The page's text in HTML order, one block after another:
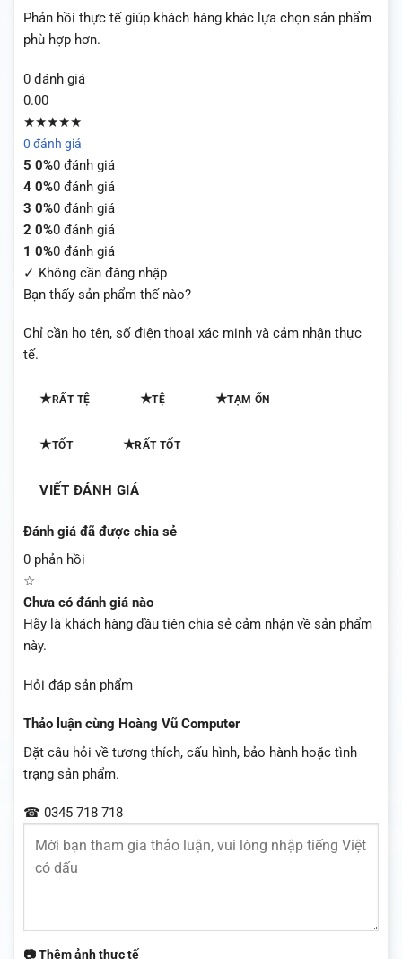
Phản hồi thực tế giúp khách hàng khác lựa chọn sản phẩm
phù hợp hơn.
0 đánh giá
0.00
★★★★★
0 đánh giá
5 0%0 đánh giá
4 0%0 đánh giá
3 0%0 đánh giá
2 0%0 đánh giá
1 0%0 đánh giá
✓ Không cần đăng nhập
Bạn thấy sản phẩm thế nào?
Chỉ cần họ tên, số điện thoại xác minh và cảm nhận thực
tế.
★RẤT TỆ ★TỆ ★TẠM ỔN
★TỐT ★RẤT TỐT
VIẾT ĐÁNH GIÁ
Đánh giá đã được chia sẻ
0 phản hồi
☆
Chưa có đánh giá nào
Hãy là khách hàng đầu tiên chia sẻ cảm nhận về sản phẩm
này.
Hỏi đáp sản phẩm
Thảo luận cùng Hoàng Vũ Computer
Đặt câu hỏi về tương thích, cấu hình, bảo hành hoặc tình
trạng sản phẩm.
☎ 0345 718 718
📷 Thêm ảnh thực tế